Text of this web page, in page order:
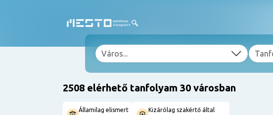
2508 elérhető tanfolyam 30 városban
Államilag elismert
Kizárólag szakértő által